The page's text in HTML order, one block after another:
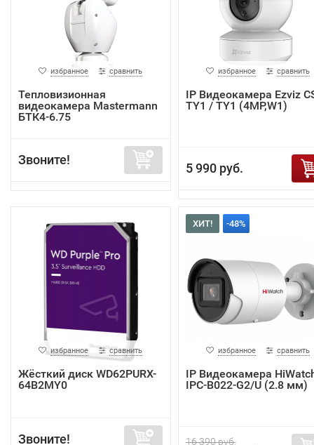
избранное сравнить
Тепловизионная
видеокамера Mastermann
БТК4-6.75
Звоните!
избранное сравнить
IP Видеокамера Ezviz
TY1 / TY1 (4MP,W1)
5 990 руб.
избранное сравнить
Жёсткий диск WD62PURX-
64B2MY0
Звоните!
ХИТ! -48%
избранное сравнить
IP Видеокамера
IPC-B022-G2/U (2.8 мм)
16 390 руб.